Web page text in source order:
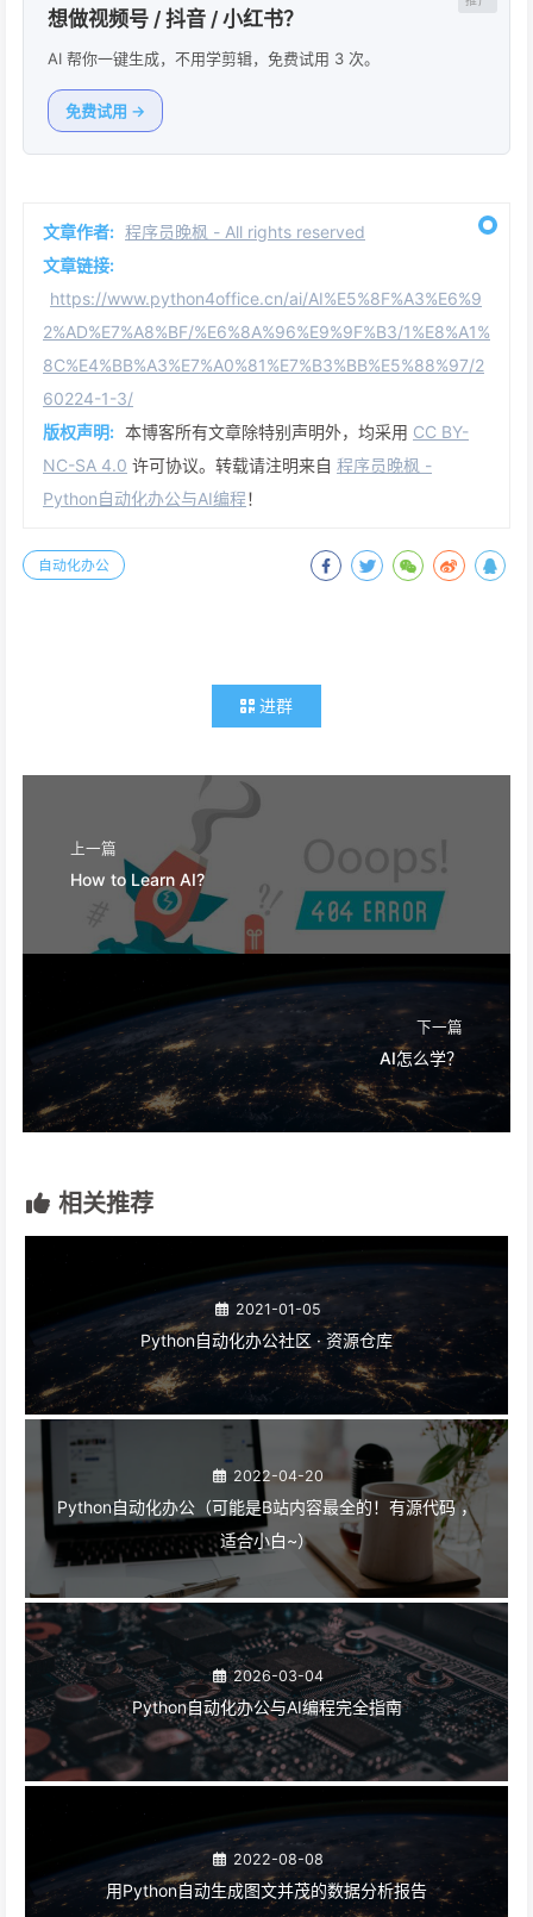
想做视频号 / 抖音 / 小红书？
AI 帮你一键生成，不用学剪辑，免费试用 3 次。
免费试用 →
文章作者: 程序员晚枫 - All rights reserved
文章链接:
https://www.python4office.cn/ai/AI%E5%8F%A3%E6%9
2%AD%E7%A8%BF/%E6%8A%96%E9%9F%B3/1%E8%A1%
8C%E4%BB%A3%E7%A0%81%E7%B3%BB%E5%88%97/2
60224-1-3/
版权声明: 本博客所有文章除特别声明外，均采用 CC BY-
NC-SA 4.0 许可协议。转载请注明来自 程序员晚枫 -
Python自动化办公与AI编程！
自动化办公
进群
上一篇
How to Learn AI?
下一篇
AI怎么学？
相关推荐
2021-01-05
Python自动化办公社区 · 资源仓库
2022-04-20
Python自动化办公（可能是B站内容最全的！有源代码 ，
适合小白~）
2026-03-04
Python自动化办公与AI编程完全指南
2022-08-08
用Python自动生成图文并茂的数据分析报告